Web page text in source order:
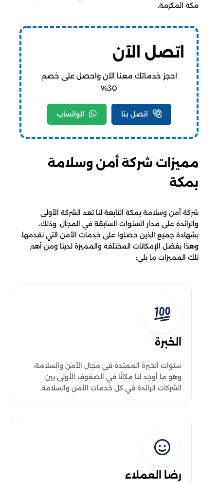
مكة المكرمة.
اتصل الآن
احجز خدماتك معنا الآن واحصل على خصم
30%
اتصل بنا الواتساب
مميزات شركة أمن وسلامة
بمكة
شركة أمن وسلامة بمكة التابعة لنا تعد الشركة الأولى
والرائدة على مدار السنوات السابقة في المجال. وذلك،
بشهادة جميع الذين حصلوا على خدمات الأمن التي نقدمها.
وهذا بفضل الإمكانات المختلفة والمميزة لدينا ومن أهم
تلك المميزات ما يلي:
الخبرة
سنوات الخبرة الممتدة في مجال الأمن والسلامة،
وهو ما أوجد لنا مكانًا في الصفوف الأولى بين
الشركات الرائدة في كل خدمات الأمن والسلامة.
رضا العملاء